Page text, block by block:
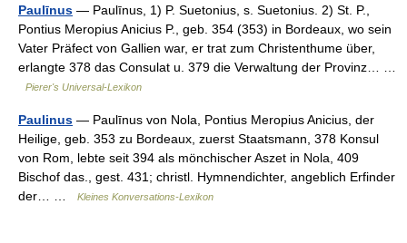
Paulīnus — Paulīnus, 1) P. Suetonius, s. Suetonius. 2) St. P.,
Pontius Meropius Anicius P., geb. 354 (353) in Bordeaux, wo sein
Vater Präfect von Gallien war, er trat zum Christenthume über,
erlangte 378 das Consulat u. 379 die Verwaltung der Provinz… …
Pierer's Universal-Lexikon
Paulinus — Paulīnus von Nola, Pontius Meropius Anicius, der
Heilige, geb. 353 zu Bordeaux, zuerst Staatsmann, 378 Konsul
von Rom, lebte seit 394 als mönchischer Aszet in Nola, 409
Bischof das., gest. 431; christl. Hymnendichter, angeblich Erfinder
der… …
Kleines Konversations-Lexikon